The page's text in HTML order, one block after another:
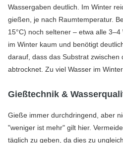
Wassergaben deutlich. Im Winter
gießen, je nach Raumtemperatur.
15°C) noch seltener – etwa alle
im Winter kaum und benötigt
darauf, dass das Substrat zwischen
abtrocknet. Zu viel Wasser im
Gießtechnik &
Gieße immer durchdringend, aber
"weniger ist mehr" gilt hier.
täglich zu geben, da dies zu